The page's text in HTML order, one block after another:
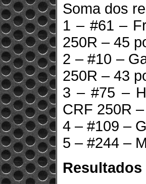
Soma dos
1 – #61 –
250R – 45
2 – #10 –
250R – 43
3 – #75 –
CRF 250R
4 – #109 –
5 – #244 –